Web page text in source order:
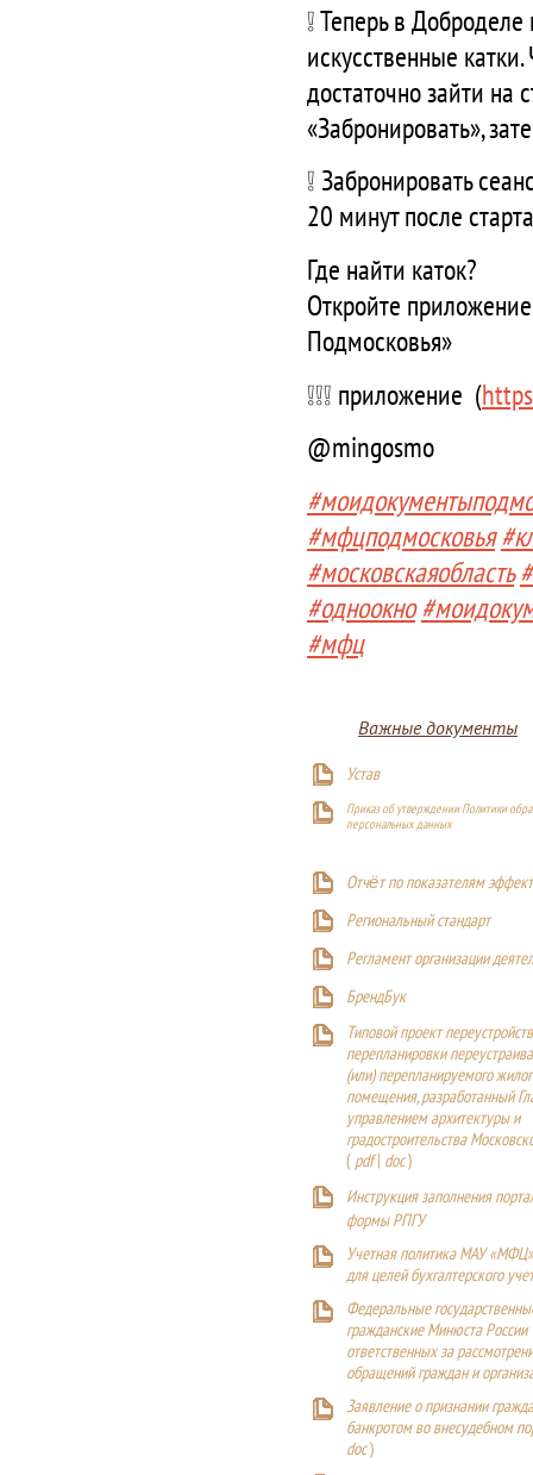
❕ Теперь в
искусственные
достаточно зайти на
«Забронировать»,
❕ Забронировать
20 минут после
Где найти каток?
Откройте
Подмосковья»
❕❕❕ приложение (
@mingosmo
#мфцподмосковья
#московскаяобласть
#одноокно
#мфц
Важные документы
Устав
Приказ об утверждении Политики
персональных данных
Отчёт по показателям
Региональный стандарт
Регламент организации
БрендБук
Типовой проект
перепланировки
(или) перепланируемого
помещения, разработанный
управлением архитектуры и
градостроительства
(pdf| doc)
Инструкция заполнения
формы РПГУ
Учетная политика МАУ
для целей бухгалтерского
Федеральные
гражданские Минюста России
ответственных за
обращений граждан и
Заявление о признании
банкротом во внесудебном
doc)